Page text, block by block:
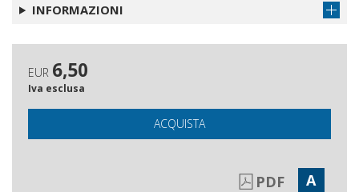
INFORMAZIONI
EUR 6,50
Iva esclusa
ACQUISTA
PDF A